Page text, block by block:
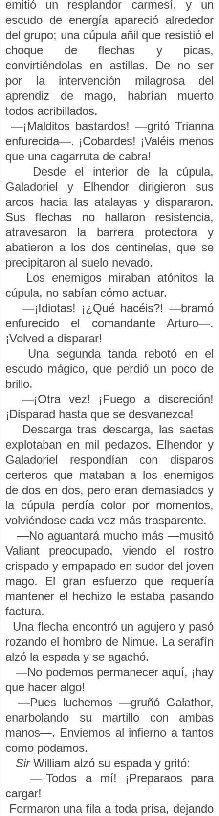
emitió un resplandor carmesí, y un
escudo de energía apareció alrededor
del grupo; una cúpula añil que resistió el
choque de flechas y picas,
convirtiéndolas en astillas. De no ser
por la intervención milagrosa del
aprendiz de mago, habrían muerto
todos acribillados.
—¡Malditos bastardos! —gritó Trianna
enfurecida—. ¡Cobardes! ¡Valéis menos
que una cagarruta de cabra!
Desde el interior de la cúpula,
Galadoriel y Elhendor dirigieron sus
arcos hacia las atalayas y dispararon.
Sus flechas no hallaron resistencia,
atravesaron la barrera protectora y
abatieron a los dos centinelas, que se
precipitaron al suelo nevado.
Los enemigos miraban atónitos la
cúpula, no sabían cómo actuar.
—¡Idiotas! ¡¿Qué hacéis?! —bramó
enfurecido el comandante Arturo—.
¡Volved a disparar!
Una segunda tanda rebotó en el
escudo mágico, que perdió un poco de
brillo.
—¡Otra vez! ¡Fuego a discreción!
¡Disparad hasta que se desvanezca!
Descarga tras descarga, las saetas
explotaban en mil pedazos. Elhendor y
Galadoriel respondían con disparos
certeros que mataban a los enemigos
de dos en dos, pero eran demasiados y
la cúpula perdía color por momentos,
volviéndose cada vez más trasparente.
—No aguantará mucho más —musitó
Valiant preocupado, viendo el rostro
crispado y empapado en sudor del joven
mago. El gran esfuerzo que requería
mantener el hechizo le estaba pasando
factura.
Una flecha encontró un agujero y pasó
rozando el hombro de Nimue. La serafín
alzó la espada y se agachó.
—No podemos permanecer aquí, ¡hay
que hacer algo!
—Pues luchemos —gruñó Galathor,
enarbolando su martillo con ambas
manos—. Enviemos al infierno a tantos
como podamos.
SirWilliam alzó su espada y gritó:
—¡Todos a mí! ¡Preparaos para
cargar!
Formaron una fila a toda prisa, dejando